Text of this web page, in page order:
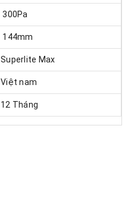
300Pa
144mm
Superlite Max
Việt nam
12 Tháng